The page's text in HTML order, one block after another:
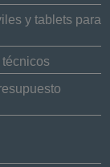
y tablets para